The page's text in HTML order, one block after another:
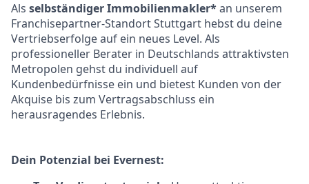
Als selbständiger Immobilienmakler*an unserem
Franchisepartner-Standort Stuttgart hebst du deine
Vertriebserfolge auf ein neues Level. Als
professioneller Berater in Deutschlands attraktivsten
Metropolen gehst du individuell auf
Kundenbedürfnisse ein und bietest Kunden von der
Akquise bis zum Vertragsabschluss ein
herausragendes Erlebnis.
Dein Potenzial bei Evernest: